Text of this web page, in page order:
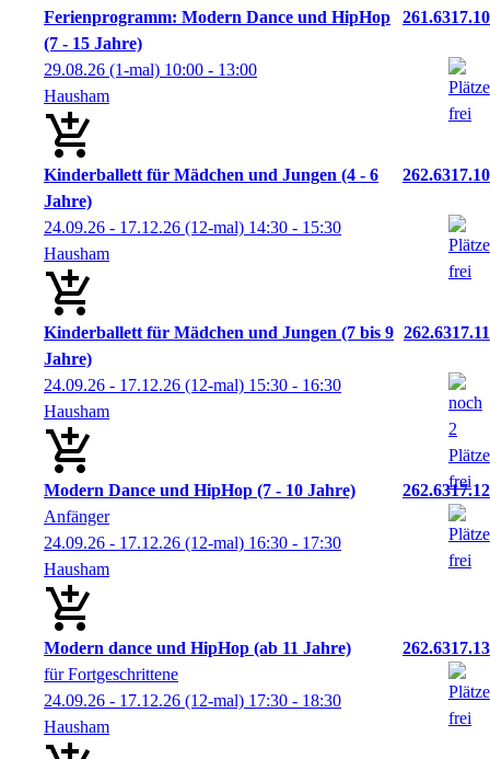
Ferienprogramm: Modern Dance und HipHop
(7 - 15 Jahre)
261.6317.10
29.08.26 (1-mal) 10:00 - 13:00
Hausham
Kinderballett für Mädchen und Jungen (4 - 6
Jahre)
262.6317.10
24.09.26 - 17.12.26 (12-mal) 14:30 - 15:30
Hausham
Kinderballett für Mädchen und Jungen (7 bis 9
Jahre)
262.6317.11
24.09.26 - 17.12.26 (12-mal) 15:30 - 16:30
Hausham
Modern Dance und HipHop (7 - 10 Jahre)
262.6317.12
Anfänger
24.09.26 - 17.12.26 (12-mal) 16:30 - 17:30
Hausham
Modern dance und HipHop (ab 11 Jahre)
262.6317.13
für Fortgeschrittene
24.09.26 - 17.12.26 (12-mal) 17:30 - 18:30
Hausham